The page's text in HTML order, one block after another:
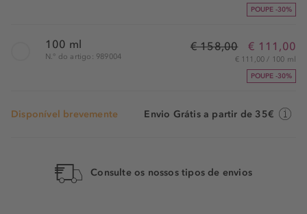
POUPE -30%
100 ml
N.° do artigo: 989004
€ 158,00 € 111,00
€ 111,00 / 100 ml
POUPE -30%
Disponível brevemente Envio Grátis a partir de 35€
Consulte os nossos tipos de envios